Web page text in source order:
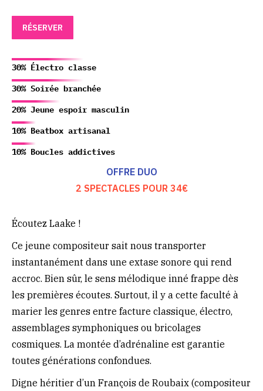
RÉSERVER
30% Électro classe
30% Soirée branchée
20% Jeune espoir masculin
10% Beatbox artisanal
10% Boucles addictives
OFFRE DUO
2 SPECTACLES POUR 34€
Écoutez Laake !
Ce jeune compositeur sait nous transporter
instantanément dans une extase sonore qui rend
accroc. Bien sûr, le sens mélodique inné frappe dès
les premières écoutes. Surtout, il y a cette faculté à
marier les genres entre facture classique, électro,
assemblages symphoniques ou bricolages
cosmiques. La montée d’adrénaline est garantie
toutes générations confondues.
Digne héritier d’un François de Roubaix (compositeur